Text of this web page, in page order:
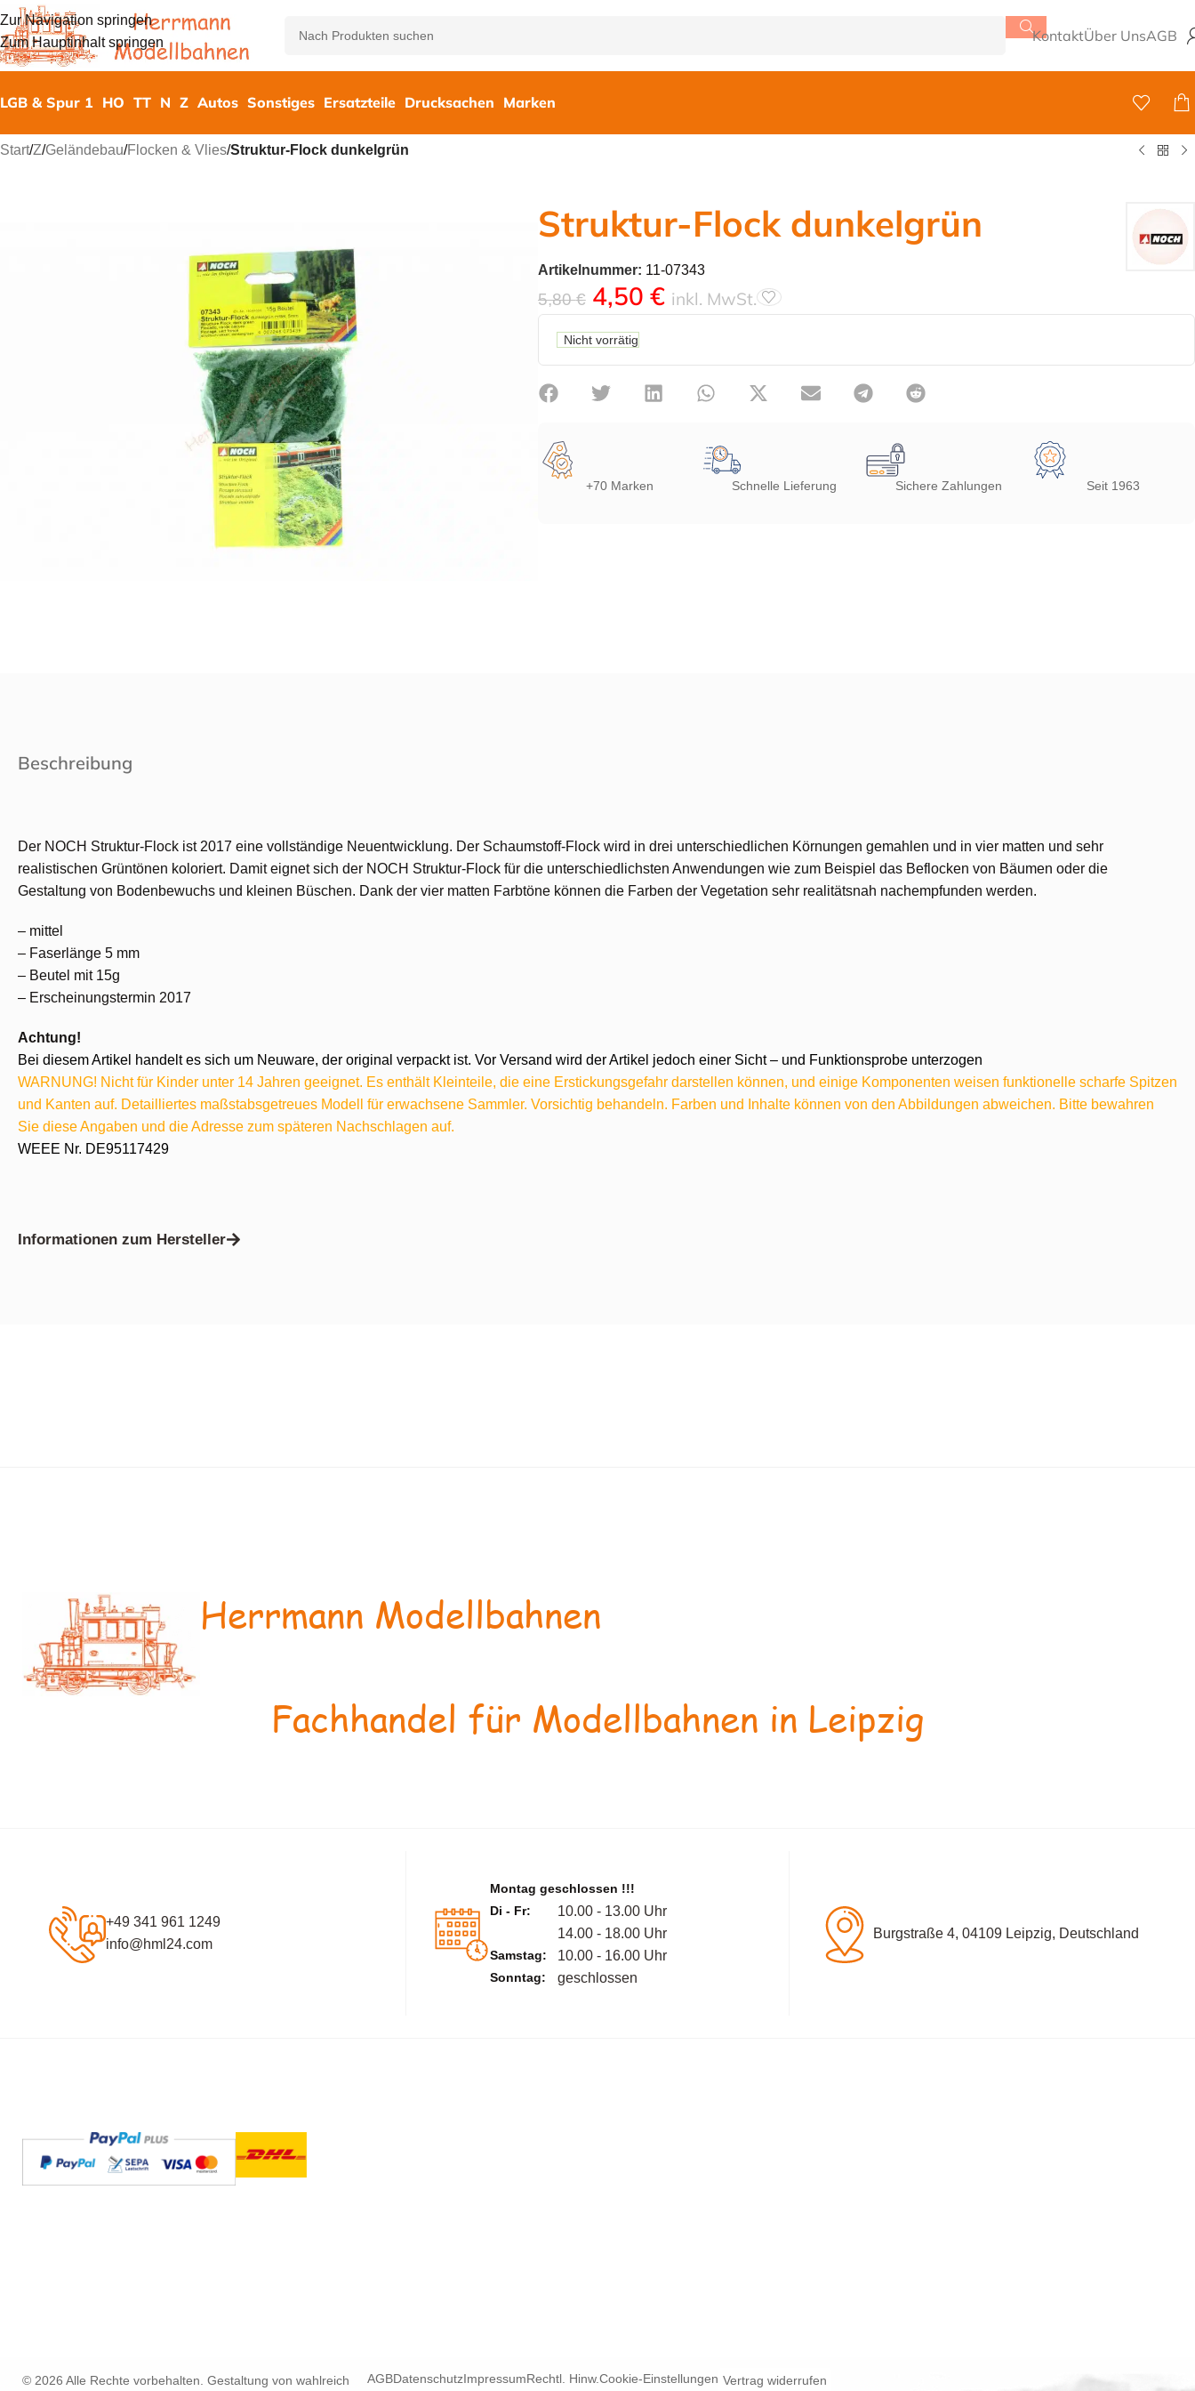
Zur Navigation springen
Zum Hauptinhalt springen
KontaktÜber UnsAGB
LGB & Spur 1 HO TT N Z Autos Sonstiges Ersatzteile Drucksachen Marken
Start/Z/Geländebau/Flocken & Vlies/Struktur-Flock dunkelgrün
Struktur-Flock dunkelgrün
Artikelnummer: 11-07343
5,80€ 4,50 € inkl. MwSt.
Nicht vorrätig
+70 Marken Schnelle Lieferung Sichere Zahlungen Seit 1963
Beschreibung
Der NOCH Struktur-Flock ist 2017 eine vollständige Neuentwicklung. Der Schaumstoff-Flock wird in drei unterschiedlichen Körnungen gemahlen und in vier matten und sehr
realistischen Grüntönen koloriert. Damit eignet sich der NOCH Struktur-Flock für die unterschiedlichsten Anwendungen wie zum Beispiel das Beflocken von Bäumen oder die
Gestaltung von Bodenbewuchs und kleinen Büschen. Dank der vier matten Farbtöne können die Farben der Vegetation sehr realitätsnah nachempfunden werden.
– mittel
– Faserlänge 5 mm
– Beutel mit 15g
– Erscheinungstermin 2017
Achtung!
Bei diesem Artikel handelt es sich um Neuware, der original verpackt ist. Vor Versand wird der Artikel jedoch einer Sicht – und Funktionsprobe unterzogen
WARNUNG! Nicht für Kinder unter 14 Jahren geeignet. Es enthält Kleinteile, die eine Erstickungsgefahr darstellen können, und einige Komponenten weisen funktionelle scharfe Spitzen
und Kanten auf. Detailliertes maßstabsgetreues Modell für erwachsene Sammler. Vorsichtig behandeln. Farben und Inhalte können von den Abbildungen abweichen. Bitte bewahren
Sie diese Angaben und die Adresse zum späteren Nachschlagen auf.
WEEE Nr. DE95117429
Informationen zum Hersteller
Herrmann Modellbahnen
Fachhandel für Modellbahnen in Leipzig
+49 341 961 1249
info@hml24.com
Montag geschlossen !!!
Di - Fr:
10.00 - 13.00 Uhr
14.00 - 18.00 Uhr
Samstag: 10.00 - 16.00 Uhr
Sonntag: geschlossen
Burgstraße 4, 04109 Leipzig, Deutschland
© 2026 Alle Rechte vorbehalten. Gestaltung von wahlreich AGBDatenschutzImpressumRechtl. Hinw.Cookie-Einstellungen Vertrag widerrufen